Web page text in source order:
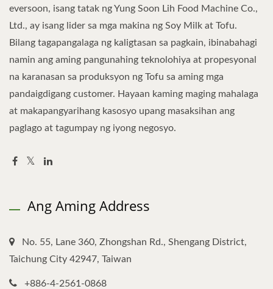
eversoon, isang tatak ng Yung Soon Lih Food Machine Co.,
Ltd., ay isang lider sa mga makina ng Soy Milk at Tofu.
Bilang tagapangalaga ng kaligtasan sa pagkain, ibinabahagi
namin ang aming pangunahing teknolohiya at propesyonal
na karanasan sa produksyon ng Tofu sa aming mga
pandaigdigang customer. Hayaan kaming maging mahalaga
at makapangyarihang kasosyo upang masaksihan ang
paglago at tagumpay ng iyong negosyo.
Ang Aming Address
No. 55, Lane 360, Zhongshan Rd., Shengang District,
Taichung City 42947, Taiwan
+886-4-2561-0868